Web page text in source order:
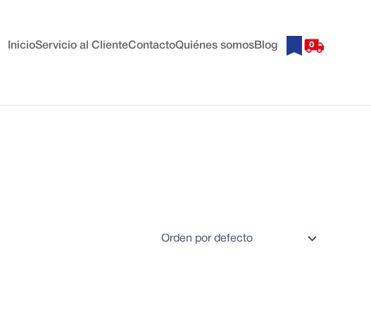
InicioServicio al ClienteContactoQuiénes somosBlog 0